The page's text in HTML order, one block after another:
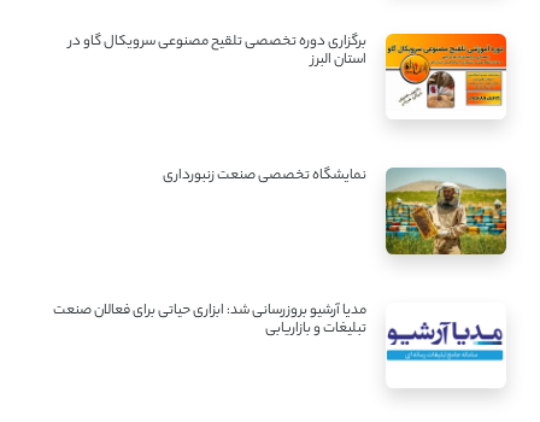
برگزاری دوره تخصصی تلقیح مصنوعی سرویکال گاو در
استان البرز
نمایشگاه تخصصی صنعت زنبورداری
مدیا آرشیو بروزرسانی شد: ابزاری حیاتی برای فعالان صنعت
تبلیغات و بازاریابی